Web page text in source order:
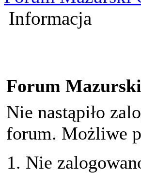
Informacja
Forum
Nie nastąpiło
forum. Możliwe
Nie